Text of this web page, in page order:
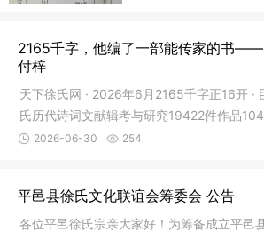
2165千字，他编了一部能传家的书
付梓
天下徐氏网 · 2026年6月2165千字正16开 ·
氏历代诗词文献辑考与研究19422件作品
5章2026-06-30 254
平邑县徐氏文化联谊会筹委会 公告
各位平邑徐氏宗亲大家好！为筹备成立平邑